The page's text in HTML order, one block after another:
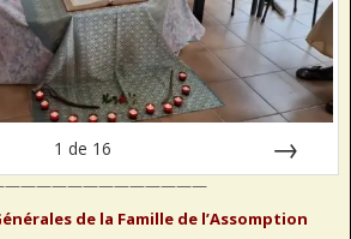
1 de 16
de la Famille de l’Assomption